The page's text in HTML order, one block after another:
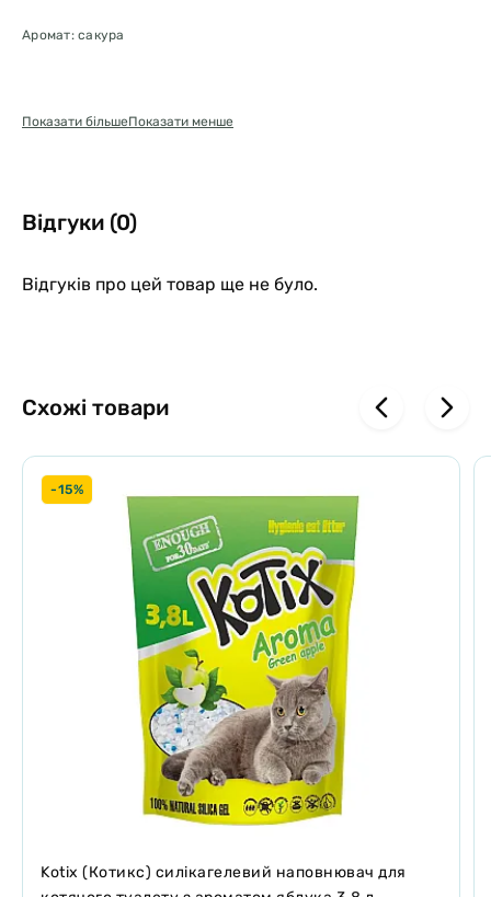
Аромат: сакура
Показати більшеПоказати менше
Відгуки (0)
Відгуків про цей товар ще не було.
Схожі товари
-15%
Kotix (Котикс) силікагелевий наповнювач для